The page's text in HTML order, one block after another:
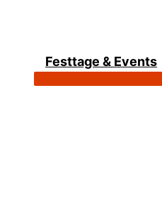
Festtage & Events